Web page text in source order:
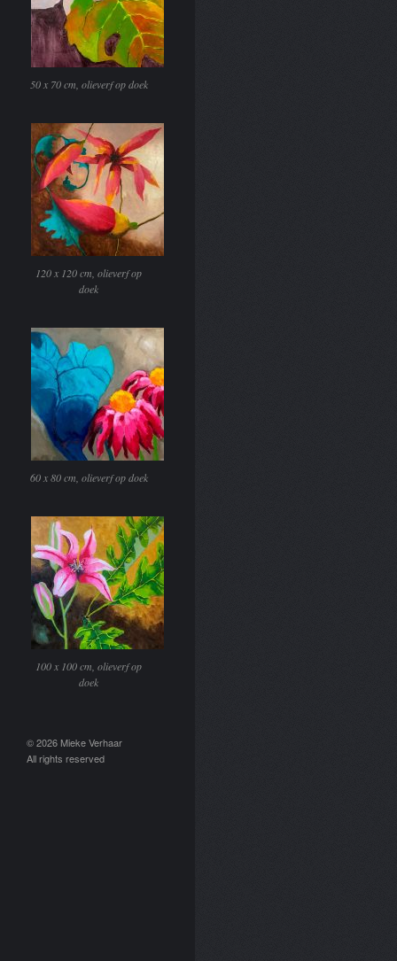
50 x 70 cm, olieverf op doek
120 x 120 cm, olieverf op
doek
60 x 80 cm, olieverf op doek
100 x 100 cm, olieverf op
doek
© 2026 Mieke Verhaar
All rights reserved